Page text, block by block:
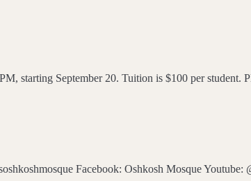
starting September 20. Tuition is $100 per student.
Facebook: Oshkosh Mosque Youtube: